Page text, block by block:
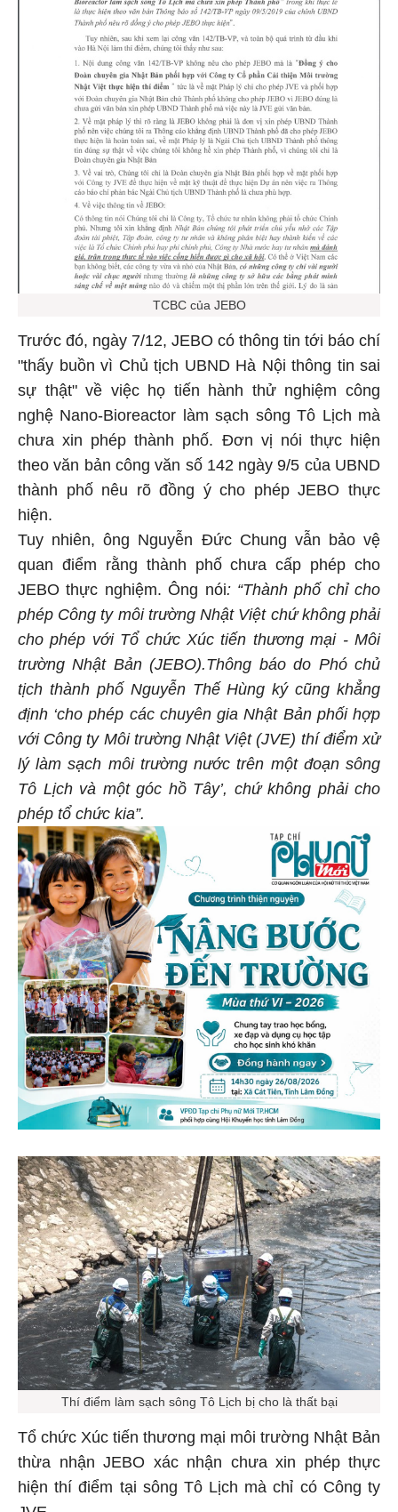
TCBC của JEBO
Trước đó, ngày 7/12, JEBO có thông tin tới báo chí
"thấy buồn vì Chủ tịch UBND Hà Nội thông tin sai
sự thật" về việc họ tiến hành thử nghiệm công
nghệ Nano-Bioreactor làm sạch sông Tô Lịch mà
chưa xin phép thành phố. Đơn vị nói thực hiện
theo văn bản công văn số 142 ngày 9/5 của UBND
thành phố nêu rõ đồng ý cho phép JEBO thực
hiện.
Tuy nhiên, ông Nguyễn Đức Chung vẫn bảo vệ
quan điểm rằng thành phố chưa cấp phép cho
JEBO thực nghiệm. Ông nói: “Thành phố chỉ cho
phép Công ty môi trường Nhật Việt chứ không phải
cho phép với Tổ chức Xúc tiến thương mại - Môi
trường Nhật Bản (JEBO).Thông báo do Phó chủ
tịch thành phố Nguyễn Thế Hùng ký cũng khẳng
định ‘cho phép các chuyên gia Nhật Bản phối hợp
với Công ty Môi trường Nhật Việt (JVE) thí điểm xử
lý làm sạch môi trường nước trên một đoạn sông
Tô Lịch và một góc hồ Tây’, chứ không phải cho
phép tổ chức kia”.
Thí điểm làm sạch sông Tô Lịch bị cho là thất bại
Tổ chức Xúc tiến thương mại môi trường Nhật Bản
thừa nhận JEBO xác nhận chưa xin phép thực
hiện thí điểm tại sông Tô Lịch mà chỉ có Công ty